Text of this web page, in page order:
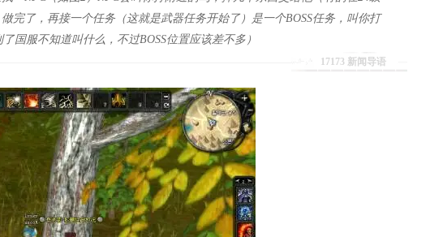
17173 新闻导语
完了，再接一个任务（这就是武器任务开始了）是一个BOSS任务，叫你打
国服不知道叫什么，不过BOSS位置应该差不多）